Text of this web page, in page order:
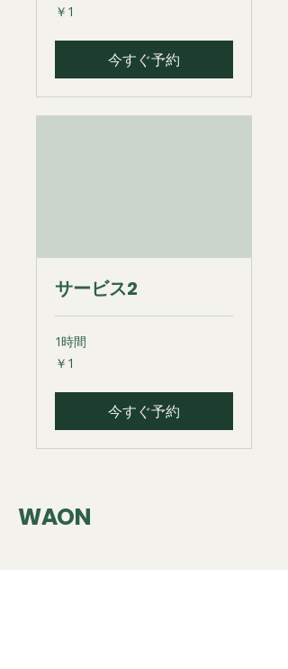
1
円
￥1
今すぐ予約
サービス2
1時間
1
円
￥1
今すぐ予約
WAON